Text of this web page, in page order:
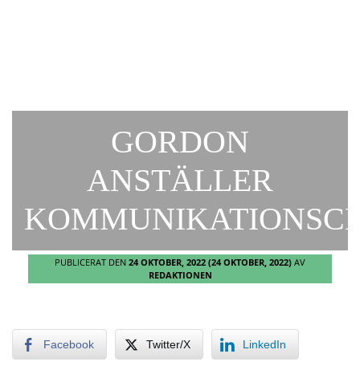
GORDON
ANSTÄLLER
PUBLICERAT DEN 24 OKTOBER, 2022 (24 OKTOBER, 2022) AV
REDAKTIONEN
Facebook Twitter/X LinkedIn